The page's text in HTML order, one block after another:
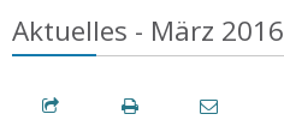
Aktuelles - März 2016